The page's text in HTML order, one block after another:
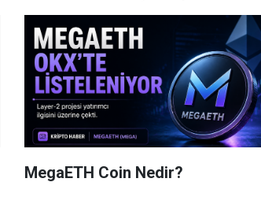
MegaETH Coin Nedir?